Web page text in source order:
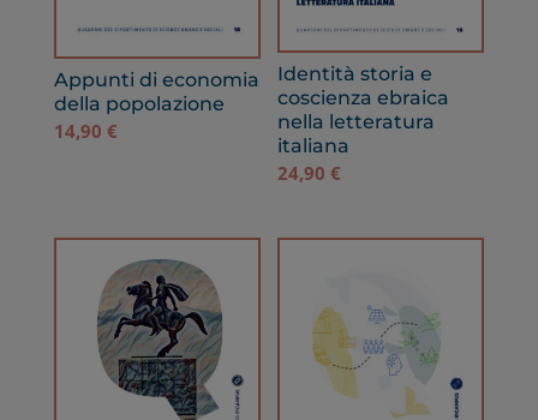
Appunti di economia
della popolazione
14,90 €
Identità storia e
coscienza ebraica
nella letteratura
italiana
24,90€